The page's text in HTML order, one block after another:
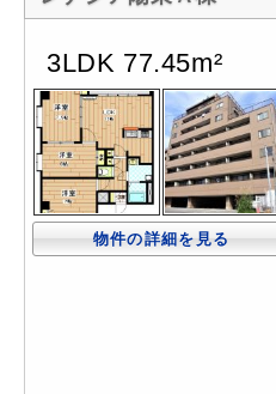
3LDK 77.45m²
物件の詳細を見る